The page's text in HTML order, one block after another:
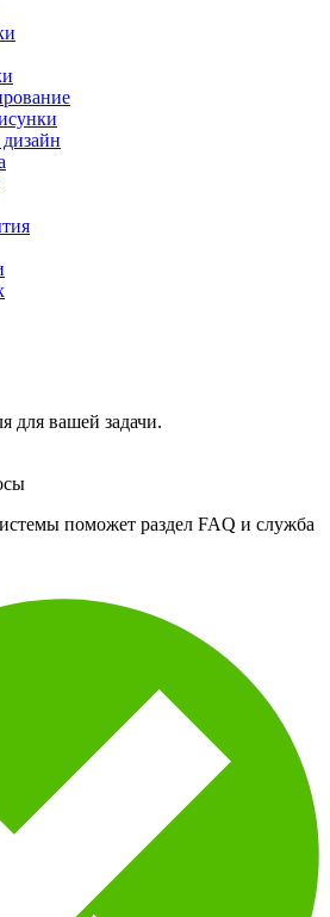
для вашей задачи.
поможет раздел FAQ и служба